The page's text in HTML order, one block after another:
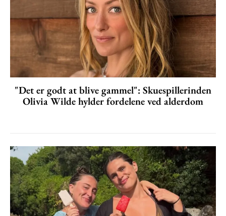
"Det er godt at blive gammel": Skuespillerinden
Olivia Wilde hylder fordelene ved alderdom